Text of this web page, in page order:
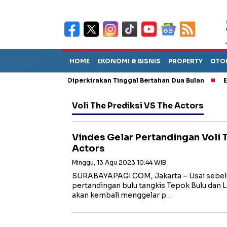
HOME EKONOMI & BISNIS PROPERTY
Sebut TPA Diperkirakan Tinggal Bertahan Dua Bulan
Voli The Prediksi VS The Actors
Vindes Gelar Pertandingan Voli
Actors
Minggu, 13 Agu 2023 10:44 WIB
SURABAYAPAGI.COM, Jakarta – Usai
pertandingan bulu tangkis Tepok Bulu dan
akan kembali menggelar p…